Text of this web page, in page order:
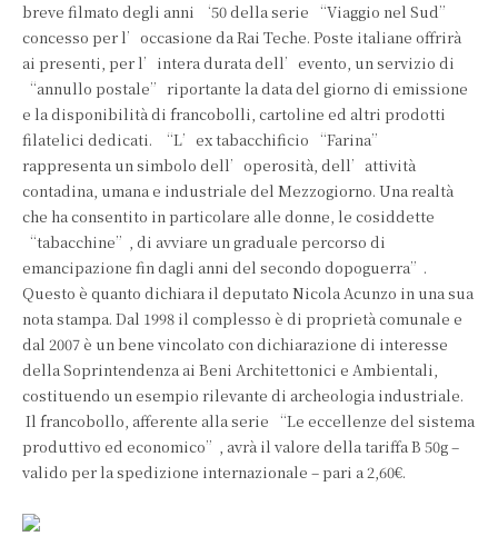
breve filmato degli anni ‘50 della serie “Viaggio nel Sud”
concesso per l’occasione da Rai Teche. Poste italiane offrirà
ai presenti, per l’intera durata dell’evento, un servizio di
“annullo postale” riportante la data del giorno di emissione
e la disponibilità di francobolli, cartoline ed altri prodotti
filatelici dedicati. “L’ex tabacchificio “Farina”
rappresenta un simbolo dell’operosità, dell’attività
contadina, umana e industriale del Mezzogiorno. Una realtà
che ha consentito in particolare alle donne, le cosiddette
“tabacchine”, di avviare un graduale percorso di
emancipazione fin dagli anni del secondo dopoguerra”.
Questo è quanto dichiara il deputato Nicola Acunzo in una sua
nota stampa. Dal 1998 il complesso è di proprietà comunale e
dal 2007 è un bene vincolato con dichiarazione di interesse
della Soprintendenza ai Beni Architettonici e Ambientali,
costituendo un esempio rilevante di archeologia industriale.
Il francobollo, afferente alla serie “Le eccellenze del sistema
produttivo ed economico”, avrà il valore della tariffa B 50g –
valido per la spedizione internazionale – pari a 2,60€.